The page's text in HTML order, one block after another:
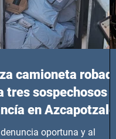
camioneta robada
tres sospechosos
en Azcapotzalco
oportuna y al